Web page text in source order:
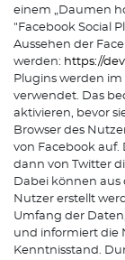
einem „Daumen
"Facebook Social
Aussehen der
werden: https://
Plugins werden
verwendet. Das
aktivieren, bevor
Browser des
von Facebook auf.
dann von Twitter
Dabei können
Nutzer erstellt
Umfang der
und informiert die
Kenntnisstand.